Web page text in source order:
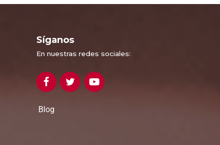
Síganos
En nuestras redes sociales:
Blog